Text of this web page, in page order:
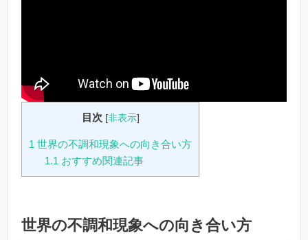
目次 [非表示]
1 世界の不調和現象への向き合い方
1.1 おすすめ関連記事
世界の不調和現象への向き合い方